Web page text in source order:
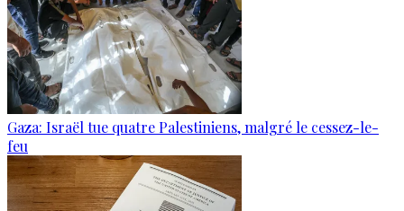
Gaza: Israël tue quatre Palestiniens, malgré le cessez-le-
feu